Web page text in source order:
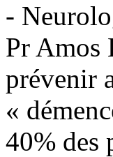
-
Pr Amos
prévenir
«
40% des